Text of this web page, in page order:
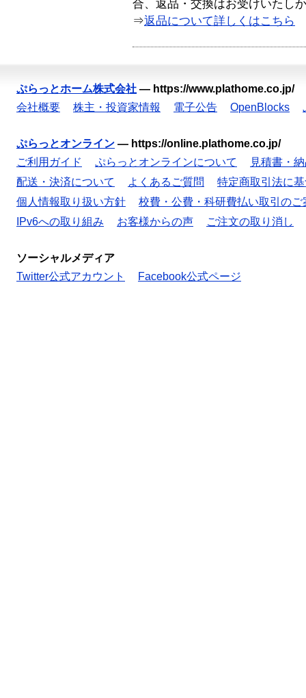
合、返品・交換はお受けいたし
⇒返品について詳しくはこちら
ぷらっとホーム株式会社 — https://www.plathome.co.jp/
会社概要
株主・投資家情報 電子公告 OpenBlocks
ぷらっとオンライン — https://online.plathome.co.jp/
ご利用ガイド
ぷらっとオンラインについて
見積書・
配送・決済について
よくあるご質問
特定商取引法に
個人情報取り扱い方針
校費・公費・科研費払い取引のご
IPv6への取り組み
お客様からの声 ご注文の取り消し
ソーシャルメディア
Twitter公式アカウント
Facebook公式ページ